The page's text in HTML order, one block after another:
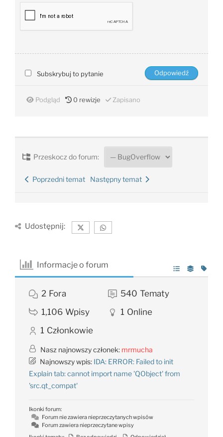
Subskrybuj to pytanie
Podgląd 0 rewizje Zapisano
Przeskocz do forum:
Poprzedni temat Następny temat
Udostępnij:
Informacje o forum
2 Fora 540 Tematy
1,106 Wpisy 1 Online
1 Członkowie
Nasz najnowszy członek: mrmucha
Najnowszy wpis: IDA: ERROR: Failed to init
Explain tab: cannot import name 'QObject' from
'src.qt_compat'
Ikonki forum:
Forum nie zawiera nieprzeczytanych wpisów
Forum zawiera nieprzeczytane wpisy